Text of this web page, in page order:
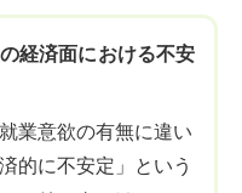
経済面における不安
業意欲の有無に違い
的に不安定」という